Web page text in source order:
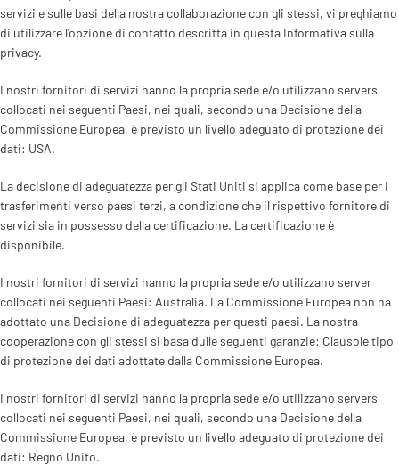
servizi e sulle basi della nostra collaborazione con gli stessi, vi preghiamo
di utilizzare l'opzione di contatto descritta in questa Informativa sulla
privacy.
I nostri fornitori di servizi hanno la propria sede e/o utilizzano servers
collocati nei seguenti Paesi, nei quali, secondo una Decisione della
Commissione Europea, è previsto un livello adeguato di protezione dei
dati: USA.
La decisione di adeguatezza per gli Stati Uniti si applica come base per i
trasferimenti verso paesi terzi, a condizione che il rispettivo fornitore di
servizi sia in possesso della certificazione. La certificazione è
disponibile.
I nostri fornitori di servizi hanno la propria sede e/o utilizzano server
collocati nei seguenti Paesi: Australia. La Commissione Europea non ha
adottato una Decisione di adeguatezza per questi paesi. La nostra
cooperazione con gli stessi si basa dulle seguenti garanzie: Clausole tipo
di protezione dei dati adottate dalla Commissione Europea.
I nostri fornitori di servizi hanno la propria sede e/o utilizzano servers
collocati nei seguenti Paesi, nei quali, secondo una Decisione della
Commissione Europea, è previsto un livello adeguato di protezione dei
dati: Regno Unito.